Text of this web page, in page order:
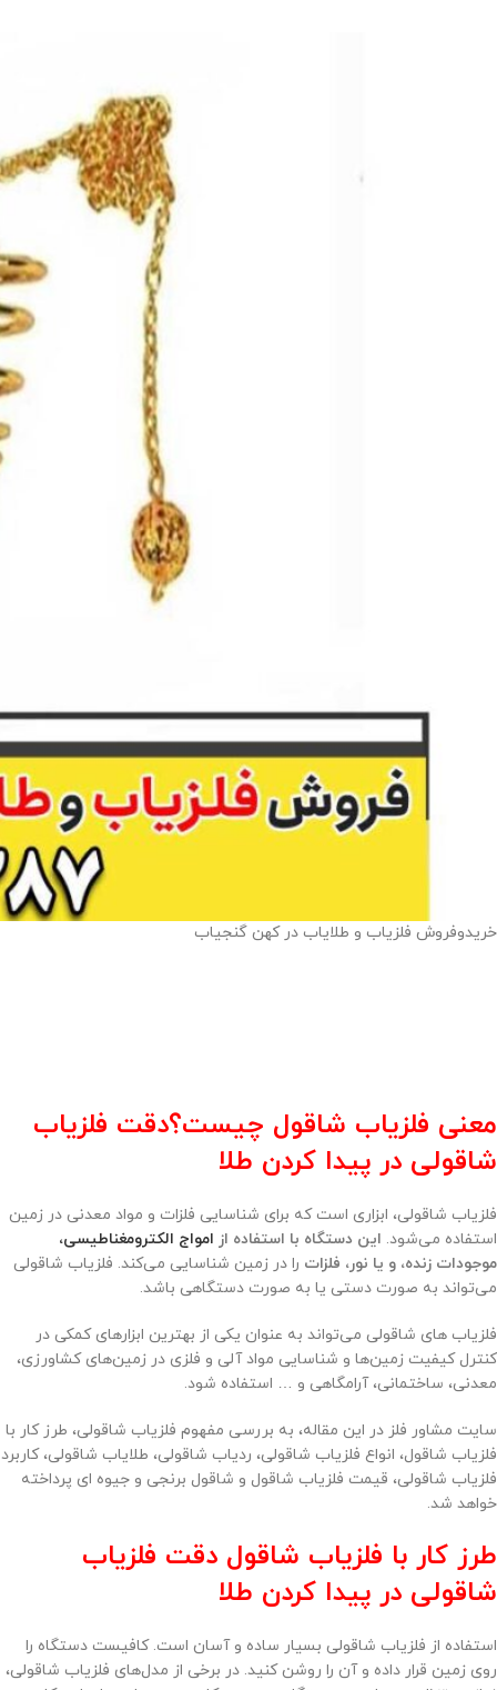
خریدوفروش فلزیاب و طلایاب در کهن گنجیاب
معنی فلزیاب شاقول چیست؟دقت فلزیاب
شاقولی در پیدا کردن طلا
فلزیاب شاقولی، ابزاری است که برای شناسایی فلزات و مواد معدنی در زمین
استفاده می‌شود. این دستگاه با استفاده از امواج الکترومغناطیسی،
موجودات زنده، و یا نور، فلزات را در زمین شناسایی می‌کند. فلزیاب شاقولی
می‌تواند به صورت دستی یا به صورت دستگاهی باشد.
فلزیاب های شاقولی می‌تواند به عنوان یکی از بهترین ابزارهای کمکی در
کنترل کیفیت زمین‌ها و شناسایی مواد آلی و فلزی در زمین‌های کشاورزی،
معدنی، ساختمانی، آرامگاهی و … استفاده شود.
سایت مشاور فلز در این مقاله، به بررسی مفهوم فلزیاب شاقولی، طرز کار با
فلزیاب شاقول، انواع فلزیاب شاقولی، ردیاب شاقولی، طلایاب شاقولی، کاربرد
فلزیاب شاقولی، قیمت فلزیاب شاقول و شاقول برنجی و جیوه ای پرداخته
خواهد شد.
طرز کار با فلزیاب شاقول دقت فلزیاب
شاقولی در پیدا کردن طلا
استفاده از فلزیاب شاقولی بسیار ساده و آسان است. کافیست دستگاه را
روی زمین قرار داده و آن را روشن کنید. در برخی از مدل‌های فلزیاب شاقولی،